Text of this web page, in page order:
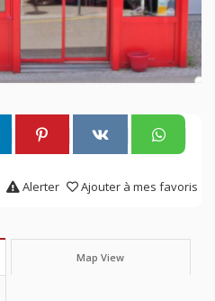
Ajouter à mes favoris
Alerter
Map View